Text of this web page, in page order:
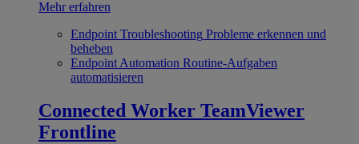
Mehr erfahren
Endpoint Troubleshooting Probleme erkennen und
beheben
Endpoint Automation Routine-Aufgaben
automatisieren
Connected Worker TeamViewer
Frontline